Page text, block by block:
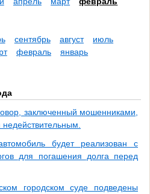
сентябрь август
июль
февраль
январь
заключенный мошенниками,
будет реализован с
для погашения долга перед
городском суде подведены